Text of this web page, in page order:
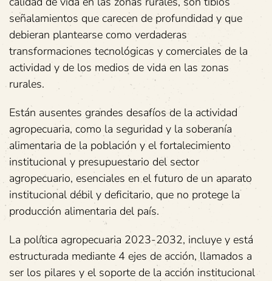
señalamientos que carecen de profundidad y que
debieran plantearse como verdaderas
transformaciones tecnológicas y comerciales de la
actividad y de los medios de vida en las zonas
rurales.
Están ausentes grandes desafíos de la actividad
agropecuaria, como la seguridad y la soberanía
alimentaria de la población y el fortalecimiento
institucional y presupuestario del sector
agropecuario, esenciales en el futuro de un aparato
institucional débil y deficitario, que no protege la
producción alimentaria del país.
La política agropecuaria 2023-2032, incluye y está
estructurada mediante 4 ejes de acción, llamados a
ser los pilares y el soporte de la acción institucional